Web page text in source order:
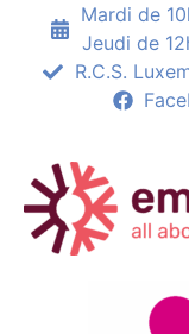
Mardi de
Jeudi de
R.C.S.